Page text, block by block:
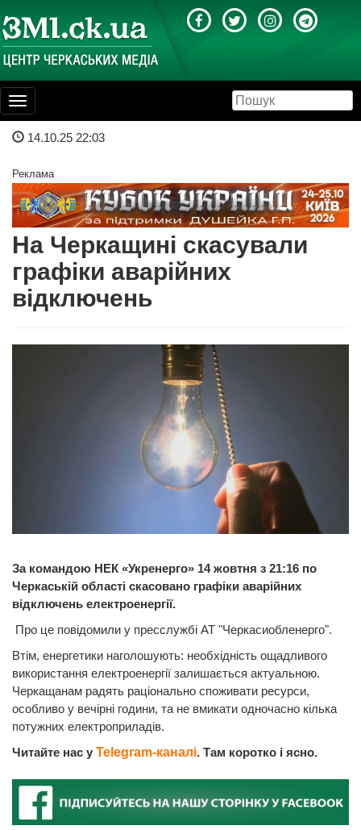
Toggle
navigation
14.10.25 22:03
Реклама
На Черкащині скасували
графіки аварійних
відключень
За командою НЕК «Укренерго» 14 жовтня з 21:16 по
Черкаській області скасовано графіки аварійних
відключень електроенергії.
Про це повідомили у пресслужбі АТ "Черкасиобленерго".
Втім, енергетики наголошують: необхідність ощадливого
використання електроенергії залишається актуальною.
Черкащанам радять раціонально споживати ресурси,
особливо у вечірні години, та не вмикати одночасно кілька
потужних електроприладів.
Читайте нас у Telegram-каналі. Там коротко і ясно.